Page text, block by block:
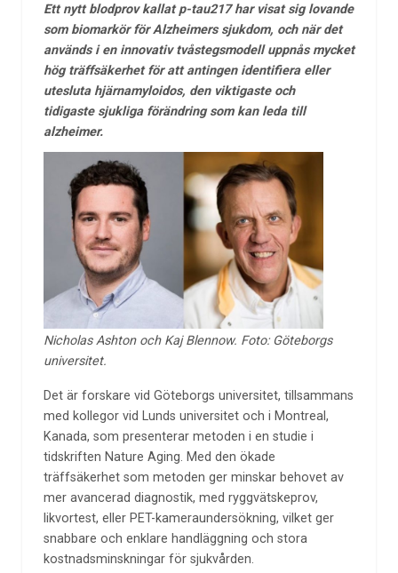
Ett nytt blodprov kallat p-tau217 har visat sig lovande
som biomarkör för Alzheimers sjukdom, och när det
används i en innovativ tvåstegsmodell uppnås mycket
hög träffsäkerhet för att antingen identifiera eller
utesluta hjärnamyloidos, den viktigaste och
tidigaste sjukliga förändring som kan leda till
alzheimer.
Nicholas Ashton och Kaj Blennow. Foto: Göteborgs
universitet.
Det är forskare vid Göteborgs universitet, tillsammans
med kollegor vid Lunds universitet och i Montreal,
Kanada, som presenterar metoden i en studie i
tidskriften Nature Aging. Med den ökade
träffsäkerhet som metoden ger minskar behovet av
mer avancerad diagnostik, med ryggvätskeprov,
likvortest, eller PET-kameraundersökning, vilket ger
snabbare och enklare handläggning och stora
kostnadsminskningar för sjukvården.